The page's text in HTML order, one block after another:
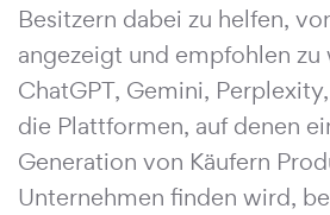
Besitzern dabei zu helfen,
angezeigt und empfohlen zu
ChatGPT, Gemini,
die Plattformen, auf denen
Generation von Käufern
Unternehmen finden wird,